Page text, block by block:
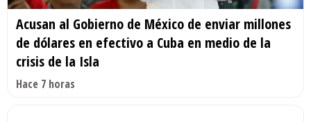
Acusan al Gobierno de México de enviar millones
de dólares en efectivo a Cuba en medio de la
crisis de la Isla
Hace 7 horas